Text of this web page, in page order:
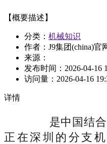
【概要描述】
分类： 机械知识
作者：J9集团(china)官
来源：
发布时间： 2026-04-16
访问量： 2026-04-16
详情
是中国结合
正在深圳的分支